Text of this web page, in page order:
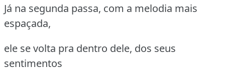
Já na segunda passa, com a melodia mais
espaçada,
ele se volta pra dentro dele, dos seus
sentimentos